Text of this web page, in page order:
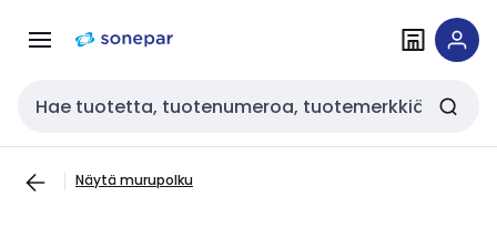
navigointiinsisältöön
Haku
Näytä murupolku